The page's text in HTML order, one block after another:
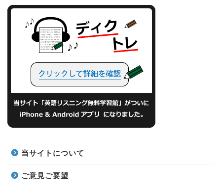
当サイトについて
ご意見ご要望